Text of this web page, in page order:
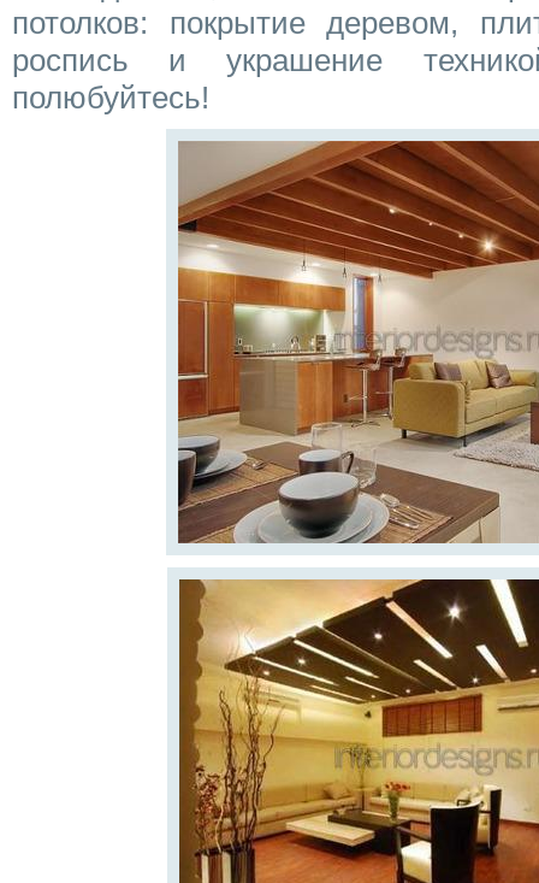
потолков: покрытие деревом,
роспись и украшение
полюбуйтесь!